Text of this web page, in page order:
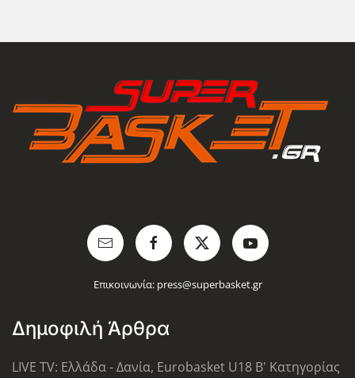
Επικοινωνία: press@superbasket.gr
Δημοφιλή Άρθρα
LIVE TV: Ελλάδα - Δανία, Eurobasket U18 Β' Κατηγορίας